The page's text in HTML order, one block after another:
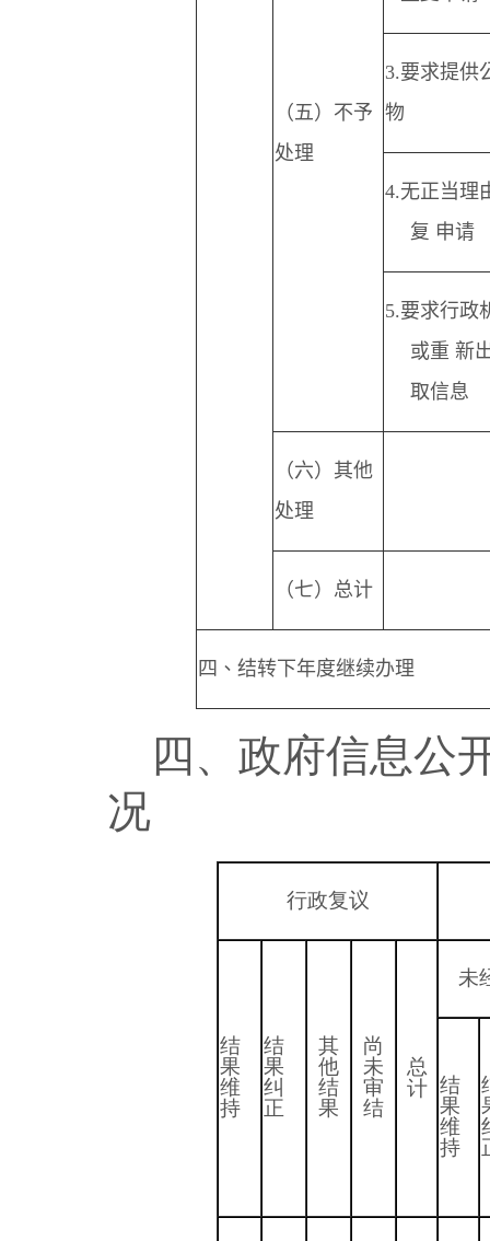
（五）不予
处理
3.要求提供
物
4.无正当理
复 申请
5.要求行政
或重 新
取信息
（六）其他
处理
（七）总计
四、结转下年度继续办理
四、政府信息公
况
行政复议
结
果
维
持
结
果
纠
正
其
他
结
果
尚
未
审
结
总
计
未
结
果
维
持